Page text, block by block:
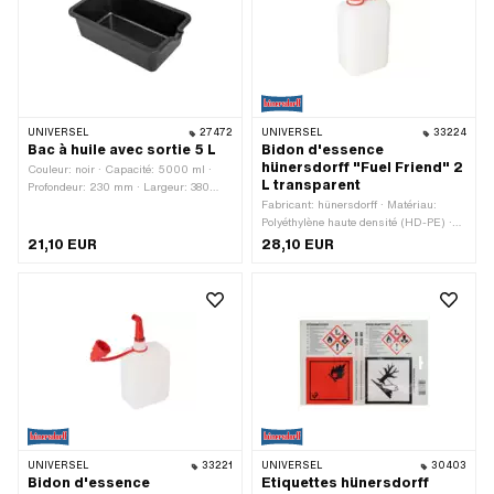
UNIVERSEL 27472
Bac à huile avec sortie 5 L
Couleur: noir · Capacité: 5000 ml ·
Profondeur: 230 mm · Largeur: 380
21,10 EUR
UNIVERSEL 33224
Bidon d'essence
hünersdorff "Fuel Friend" 2
L transparent
Fabricant: hünersdorff · Matériau:
Polyéthylène haute densité (HD-PE) ·
Couleur: transparent · Largeur: 125
mm · Hauteur: 235 mm · Hauteur: 275
des mesures: Litres · Surface: bruts ·
d'application: Intervention sur la voie
publique
28,10 EUR
UNIVERSEL 33221
Bidon d'essence
UNIVERSEL 30403
Etiquettes hünersdorff